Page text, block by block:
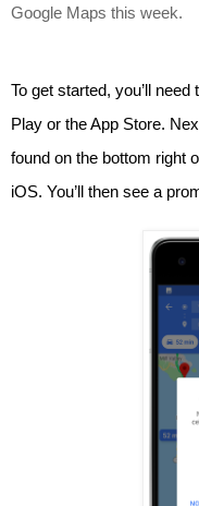
Google Maps this week.
To get started, you’ll
Play or the App Store.
found on the bottom right
iOS. You’ll then see a